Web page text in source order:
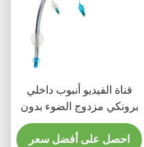
قناة الفيديو أنبوب داخلي
برونكي مزدوج الضوء بدون
كاميرا
احصل على أفضل سعر